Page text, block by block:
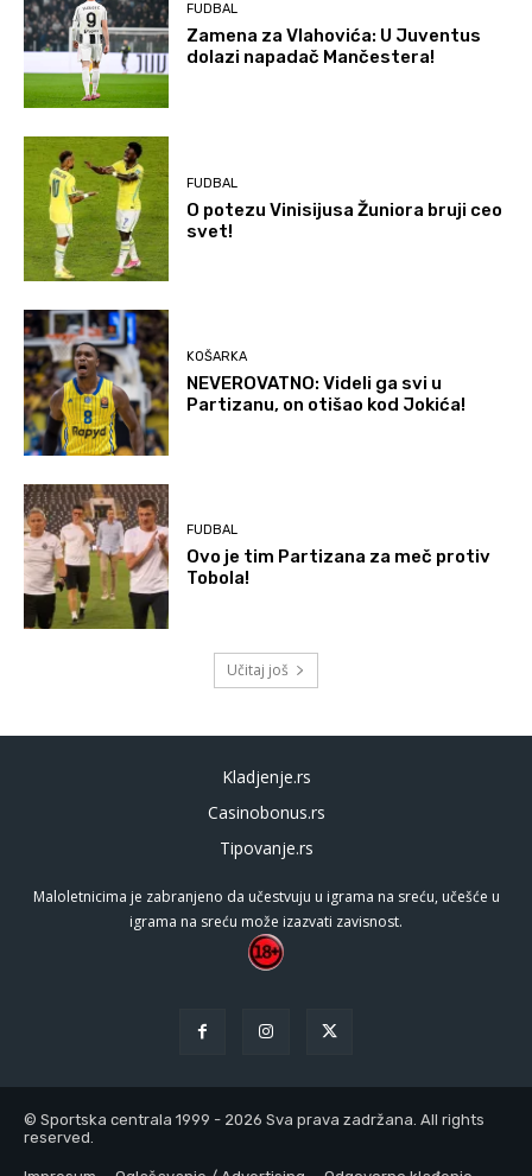
FUDBAL
Zamena za Vlahovića: U Juventus
dolazi napadač Mančestera!
FUDBAL
O potezu Vinisijusa Žuniora bruji ceo
svet!
KOŠARKA
NEVEROVATNO: Videli ga svi u
Partizanu, on otišao kod Jokića!
FUDBAL
Ovo je tim Partizana za meč protiv
Tobola!
Učitaj još
Kladjenje.rs
Casinobonus.rs
Tipovanje.rs
Maloletnicima je zabranjeno da učestvuju u igrama na sreću, učešće u
igrama na sreću može izazvati zavisnost.
© Sportska centrala 1999 - 2026 Sva prava zadržana. All rights
reserved.